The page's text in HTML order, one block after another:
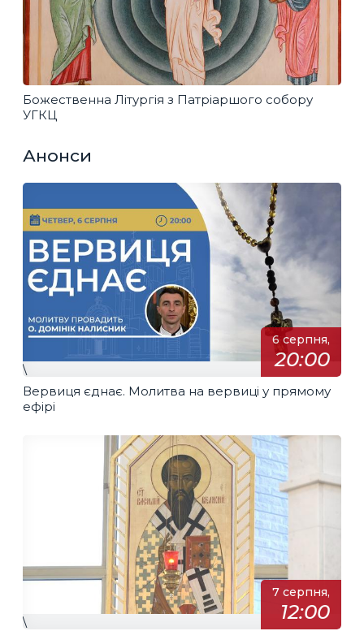
Божественна Літургія з Патріаршого собору
УГКЦ
Анонси
6 серпня,
20:00
\
Вервиця єднає. Молитва на вервиці у прямому
ефірі
7 серпня,
12:00
\